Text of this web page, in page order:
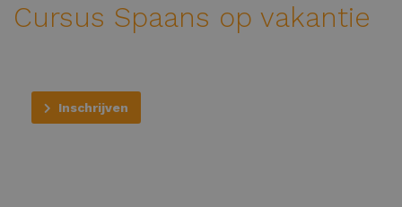
Cursus Spaans op vakantie
Inschrijven